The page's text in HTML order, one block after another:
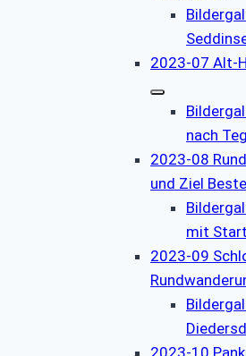
2023-07 Alt-
nach
2023-08
und Ziel
mit
2023-09
2023-10